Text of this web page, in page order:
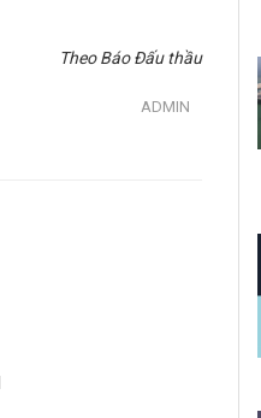
TheoBáo Đấu thầu
ADMIN